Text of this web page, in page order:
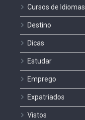
Cursos de Idiomas
Destino
Dicas
Estudar
Emprego
Expatriados
Vistos